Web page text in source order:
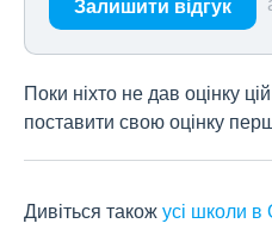
Залишити відгук
Поки ніхто не дав оцінку
поставити свою оцінку
Дивіться такожусі школи в